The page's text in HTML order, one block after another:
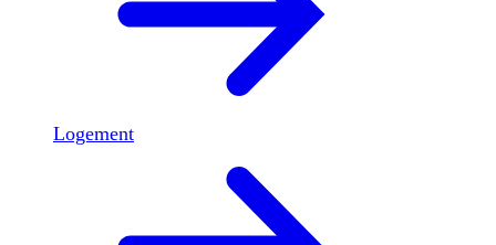
Logement